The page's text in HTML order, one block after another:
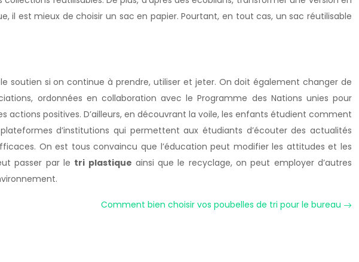
il est mieux de choisir un sac en papier. Pourtant, en tout cas, un sac réutilisable
soutien si on continue à prendre, utiliser et jeter. On doit également changer de
ordonnées en collaboration avec le Programme des Nations unies pour
positives. D’ailleurs, en découvrant la voile, les enfants étudient comment
d’institutions qui permettent aux étudiants d’écouter des actualités
On est tous convaincu que l’éducation peut modifier les attitudes et les
passer par le tri plastique ainsi que le recyclage, on peut employer d’autres
Comment bien choisir vos poubelles de tri pour le bureau